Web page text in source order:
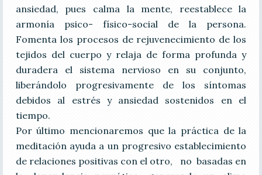
ansiedad, pues calma la mente, reestablece la
armonía psico- físico-social de la persona.
Fomenta los procesos de rejuvenecimiento de los
tejidos del cuerpo y relaja de forma profunda y
duradera el sistema nervioso en su conjunto,
liberándolo progresivamente de los síntomas
debidos al estrés y ansiedad sostenidos en el
tiempo.
Por último mencionaremos que la práctica de la
meditación ayuda a un progresivo establecimiento
de relaciones positivas con el otro, no basadas en